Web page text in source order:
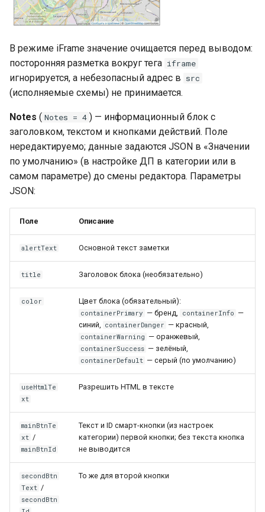
В режиме iFrame значение очищается перед выводом:
посторонняя разметка вокруг тега iframe
игнорируется, а небезопасный адрес в src
(исполняемые схемы) не принимается.
Notes ( Notes = 4 ) — информационный блок с
заголовком, текстом и кнопками действий. Поле
нередактируемо; данные задаются JSON в «Значении
по умолчанию» (в настройке ДП в категории или в
самом параметре) до смены редактора. Параметры
JSON:
Поле Описание
alertText Основной текст заметки
title Заголовок блока (необязательно)
color Цвет блока (обязательный):
containerPrimary — бренд, containerInfo —
синий,
containerDanger — красный,
containerWarning — оранжевый,
containerSuccess — зелёный,
containerDefault — серый (по умолчанию)
useHtmlTe
xt
Разрешить HTML в тексте
mainBtnTe
xt /
mainBtnId
Текст и ID смарт-кнопки (из настроек
категории) первой кнопки; без текста кнопка
не выводится
secondBtn
Text /
secondBtn
То же для второй кнопки